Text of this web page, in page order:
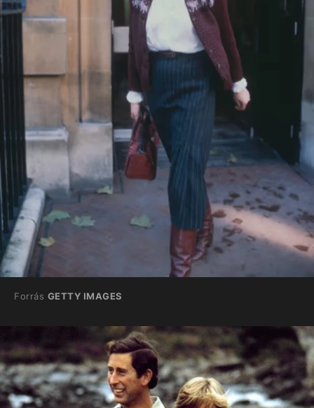
Forrás GETTY IMAGES